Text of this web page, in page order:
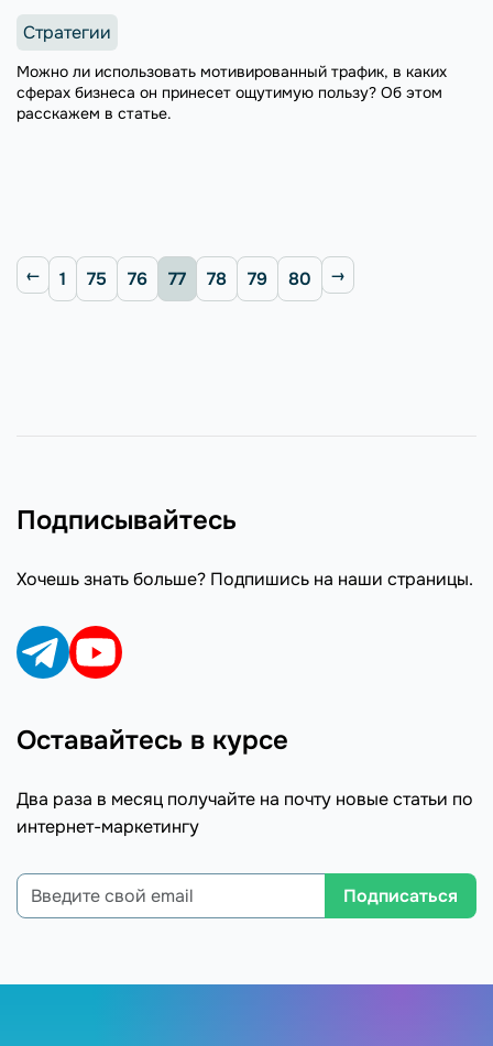
Стратегии
Можно ли использовать мотивированный трафик, в каких
сферах бизнеса он принесет ощутимую пользу? Об этом
расскажем в статье.
1 75 76 77 78 79 80
Подписывайтесь
Хочешь знать больше? Подпишись на наши страницы.
Оставайтесь в курсе
Два раза в месяц получайте на почту новые статьи по
интернет-маркетингу
Подписаться